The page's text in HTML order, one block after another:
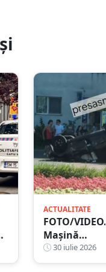
ACTUALITATE
FOTO/VIDEO.
Mașină
răsturnată
la coborârea
30 iulie 2026